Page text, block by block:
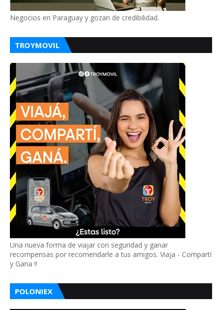
Negocios en Paraguay y gozan de credibilidad.
TROYMOVIL
Una nueva forma de viajar con seguridad y ganar
recompensas por recomendarle a tus amigos. Viaja - Compartí
y Gana !!
POLONIEX